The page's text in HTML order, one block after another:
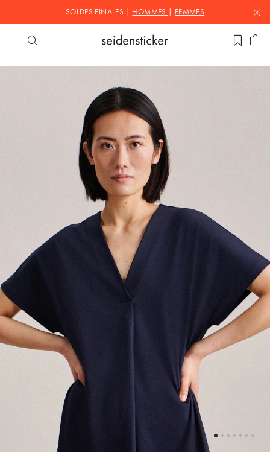
SOLDES FINALES | HOMMES FEMMES